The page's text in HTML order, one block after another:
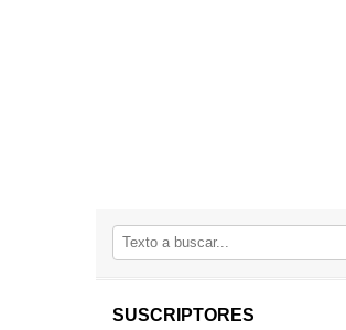
SUSCRIPTORES